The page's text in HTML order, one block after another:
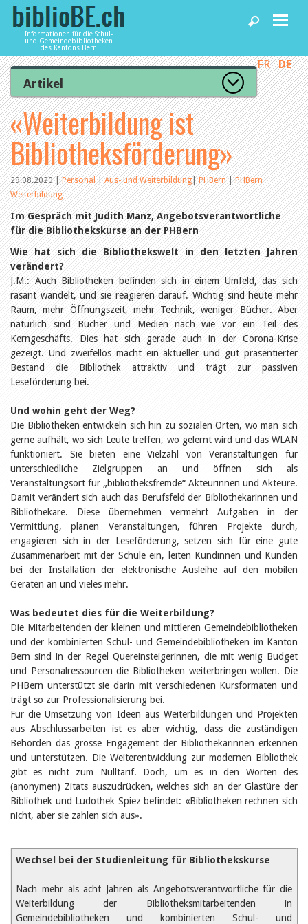
Informationen für die Schul-
und Gemeindebibliotheken
des Kantons Bern
Home
News und Fachbeiträge
Bibliotheken
Agenda
Dienstleistungen
biblioBE nutzen
FR DE
Artikel
Zur Artikelübersicht
Lesenswert
Gut bewertet
Kategorien
Aus dem Amt für Kultur
Aus der Kommission
Aus den Bibliotheken
Organisation
Raum und Infrastruktur
Bestand
Benutzung
Finanzen
Personal
Qualitätsmanagement
Recht und Politik
Öffentlichkeitsarbeit
Leseförderung
Aus aller Welt
Verschiedenes
Lesetipps
Tags
Veranstaltungen
Kinder- und Jugendmedien
Bibliothek und Schule
Bibliotheksförderung
Zielpublikum Kinder und
Jugendliche
Einmalige Beiträge
Bibliotheksangebote
Bibliosuisse
Kantonale
Unterstützungsbeiträge
Rezensionen
Schweizer Literatur
Alle Tags
Julie Greub
Birgit Libiszewski
Ursula Strahm
Sandra Dettwyler
Javier Lopez
Céline Graf
Felicitas Isler
Andrea Grichting
Therese von Weissenfluh
Nicole Rothen
Manuela Nyffeler-Lanker
Alle Autoren
Archiv
Juli 2026
Juni 2026
Dezember 2025
November 2025
Juli 2025
Juni 2025
März 2025
«Weiterbildung ist
Bibliotheksförderung»
29.08.2020|Personal|Aus- und Weiterbildung|PHBern|PHBern
Weiterbildung
Im Gespräch mit Judith Manz, Angebotsverantwortliche
für die Bibliothekskurse an der PHBern
Wie hat sich die Bibliothekswelt in den letzten Jahren
verändert?
J.M.: Auch Bibliotheken befinden sich in einem Umfeld, das sich
rasant wandelt, und sie reagieren darauf. Wichtig sind heute mehr
Raum, mehr Öffnungszeit, mehr Technik, weniger Bücher. Aber
natürlich sind Bücher und Medien nach wie vor ein Teil des
Kerngeschäfts. Dies hat sich gerade auch in der Corona-Krise
gezeigt. Und zweifellos macht ein aktueller und gut präsentierter
Bestand die Bibliothek attraktiv und trägt zur passiven
Leseförderung bei.
Und wohin geht der Weg?
Die Bibliotheken entwickeln sich hin zu sozialen Orten, wo man sich
gerne aufhält, wo sich Leute treffen, wo gelernt wird und das WLAN
funktioniert. Sie bieten eine Vielzahl von Veranstaltungen für
unterschiedliche Zielgruppen an und öffnen sich als
Veranstaltungsort für „bibliotheksfremde“ Akteurinnen und Akteure.
Damit verändert sich auch das Berufsfeld der Bibliothekarinnen und
Bibliothekare. Diese übernehmen vermehrt Aufgaben in der
Vermittlung, planen Veranstaltungen, führen Projekte durch,
engagieren sich in der Leseförderung, setzen sich für eine gute
Zusammenarbeit mit der Schule ein, leiten Kundinnen und Kunden
bei der Installation der elektronische Ausleihe auf den mobilen
Geräten an und vieles mehr.
Was bedeutet dies für die Weiterbildung?
Die Mitarbeitenden der kleinen und mittleren Gemeindebibliotheken
und der kombinierten Schul- und Gemeindebibliotheken im Kanton
Bern sind in der Regel Quereinsteigerinnen, die mit wenig Budget
und Personalressourcen die Bibliotheken weiterbringen wollen. Die
PHBern unterstützt sie darin mit verschiedenen Kursformaten und
trägt so zur Professionalisierung bei.
Für die Umsetzung von Ideen aus Weiterbildungen und Projekten
aus Abschlussarbeiten ist es aber wichtig, dass die zuständigen
Behörden das grosse Engagement der Bibliothekarinnen erkennen
und unterstützen. Die Weiterentwicklung zur modernen Bibliothek
gibt es nicht zum Nulltarif. Doch, um es in den Worten des
(anonymen) Zitats auszudrücken, welches sich an der Glastüre der
Bibliothek und Ludothek Spiez befindet: «Bibliotheken rechnen sich
nicht, aber sie zahlen sich aus».
Wechsel bei der Studienleitung für Bibliothekskurse
Nach mehr als acht Jahren als Angebotsverantwortliche für die
Weiterbildung der Bibliotheksmitarbeitenden in
Gemeindebibliotheken und kombinierten Schul- und